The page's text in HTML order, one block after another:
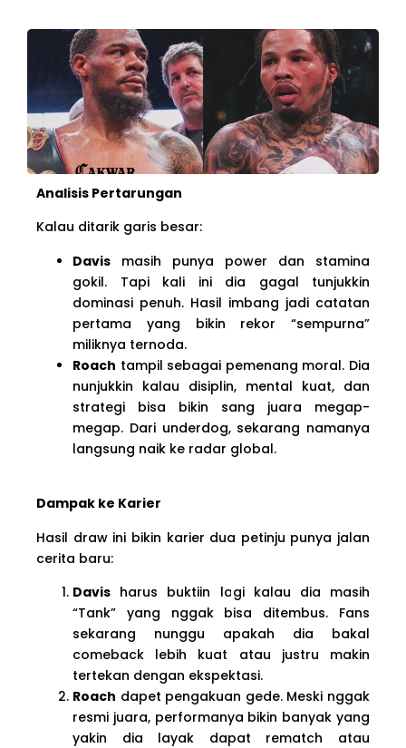
Analisis Pertarungan
Kalau ditarik garis besar:
Davis masih punya power dan stamina
gokil. Tapi kali ini dia gagal tunjukkin
dominasi penuh. Hasil imbang jadi catatan
pertama yang bikin rekor “sempurna”
miliknya ternoda.
Roach tampil sebagai pemenang moral. Dia
nunjukkin kalau disiplin, mental kuat, dan
strategi bisa bikin sang juara megap-
megap. Dari underdog, sekarang namanya
langsung naik ke radar global.
Dampak ke Karier
Hasil draw ini bikin karier dua petinju punya jalan
cerita baru:
Davis harus buktiin lagi kalau dia masih
“Tank” yang nggak bisa ditembus. Fans
sekarang nunggu apakah dia bakal
comeback lebih kuat atau justru makin
tertekan dengan ekspektasi.
Roach dapet pengakuan gede. Meski nggak
resmi juara, performanya bikin banyak yang
yakin dia layak dapat rematch atau